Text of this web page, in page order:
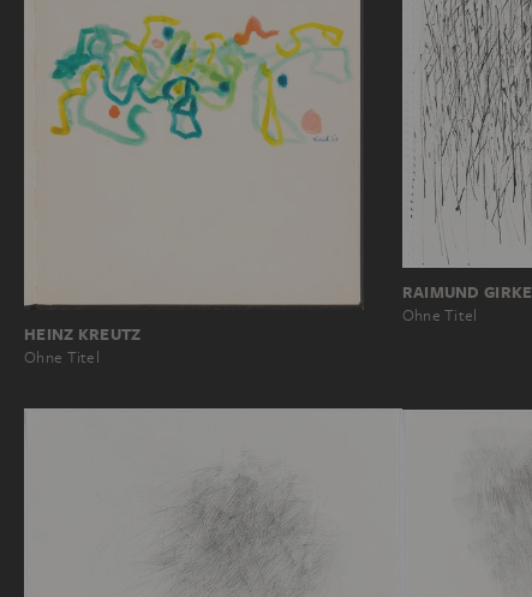
HEINZ KREUTZ
Ohne Titel
RAIMUND GIRKE
Ohne Titel